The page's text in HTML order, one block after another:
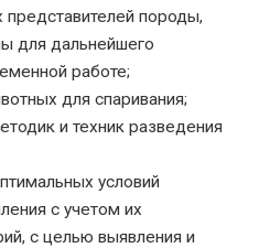
породы,
для дальнейшего
работе;
для спаривания;
и техник разведения
условий
с учетом их
с целью выявления и